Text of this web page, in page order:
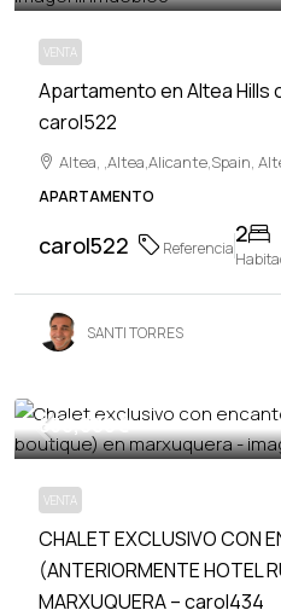
VENTA
Apartamento en Altea Hills
carol522
Altea, ,Altea,Alicante,Spain,
APARTAMENTO
carol522 Referencia
2
SANTI TORRES
650,000€
VENTA
CHALET EXCLUSIVO CON
(ANTERIORMENTE HOTEL
MARXUQUERA – carol434